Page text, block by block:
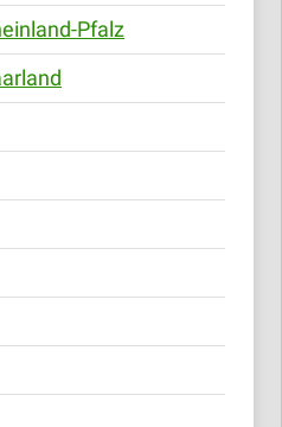
Pfalz